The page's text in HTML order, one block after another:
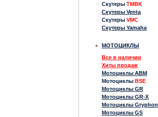
Скутеры TMBK
Скутеры Venta
Скутеры VMC
Скутеры Yamaha
МОТОЦИКЛЫ
Все в наличии
Хиты продаж
Мотоциклы ABM
Мотоциклы BSE
Мотоциклы GR
Мотоциклы GR-X
Мотоциклы Gryphon
Мотоциклы GS